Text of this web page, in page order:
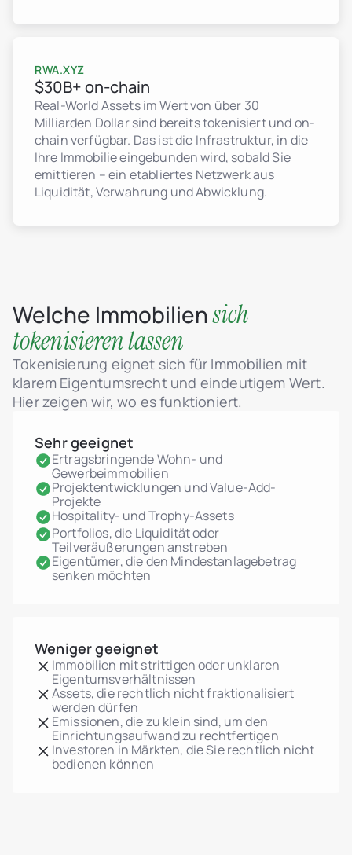
RWA.XYZ
$30B+ on-chain
Real-World Assets im Wert von über 30
Milliarden Dollar sind bereits tokenisiert und on-
chain verfügbar. Das ist die Infrastruktur, in die
Ihre Immobilie eingebunden wird, sobald Sie
emittieren – ein etabliertes Netzwerk aus
Liquidität, Verwahrung und Abwicklung.
Welche Immobiliensich
tokenisieren lassen
Tokenisierung eignet sich für Immobilien mit
klarem Eigentumsrecht und eindeutigem Wert.
Hier zeigen wir, wo es funktioniert.
Sehr geeignet
Ertragsbringende Wohn- und
Gewerbeimmobilien
Projektentwicklungen und Value-Add-
Projekte
Hospitality- und Trophy-Assets
Portfolios, die Liquidität oder
Teilveräußerungen anstreben
Eigentümer, die den Mindestanlagebetrag
senken möchten
Weniger geeignet
Immobilien mit strittigen oder unklaren
Eigentumsverhältnissen
Assets, die rechtlich nicht fraktionalisiert
werden dürfen
Emissionen, die zu klein sind, um den
Einrichtungsaufwand zu rechtfertigen
Investoren in Märkten, die Sie rechtlich nicht
bedienen können